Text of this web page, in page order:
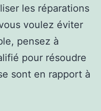
les réparations
voulez éviter
pensez à
pour résoudre
sont en rapport à